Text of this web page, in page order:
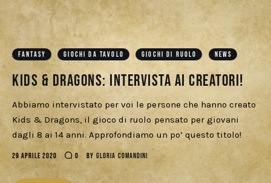
FANTASY GIOCHI DA TAVOLO GIOCHI DI RUOLO NEWS
Kids & Dragons: intervista ai creatori!
Abbiamo intervistato per voi le persone che hanno creato
Kids & Dragons, il gioco di ruolo pensato per giovani
dagli 8 ai 14 anni. Approfondiamo un po’ questo titolo!
29 APRILE 2020 0 BY GLORIA COMANDINI